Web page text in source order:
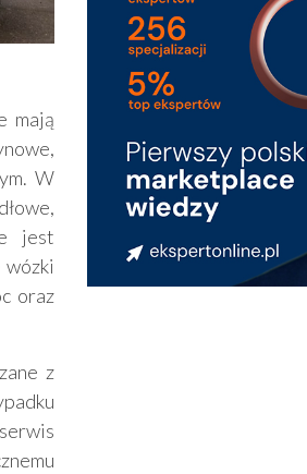
mają
W
jest
oraz
z